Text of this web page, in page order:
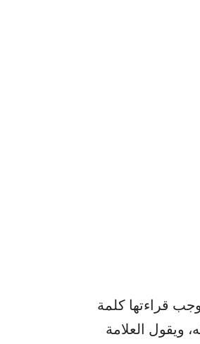
الايجارات يتوجب قراءتها كلمة
ويقول العلامة